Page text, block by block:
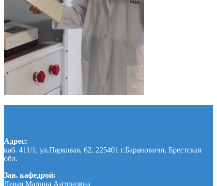
Адрес:
каб. 411/1, ул.Парковая, 62, 225401 г.Барановичи, Брестская
обл.
Зав. кафедрой:
Левая Марина Антоновна